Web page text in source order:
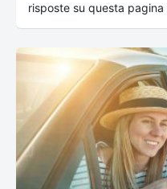
risposte su questa pagina